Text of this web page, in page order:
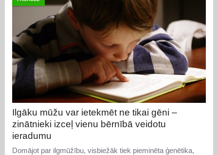
Ilgāku mūžu var ietekmēt ne tikai gēni –
zinātnieki izceļ vienu bērnībā veidotu
ieradumu
Domājot par ilgmūžību, visbiežāk tiek pieminēta ģenētika,